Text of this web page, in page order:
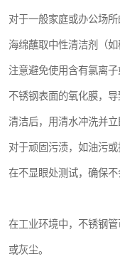
对于一般家庭或办公场
海绵蘸取中性清洁剂（如
注意避免使用含有氯离
不锈钢表面的氧化膜，导
清洁后，用清水冲洗并立
对于顽固污渍，如油污
在不显眼处测试，确保不
在工业环境中，不锈钢
或灰尘。